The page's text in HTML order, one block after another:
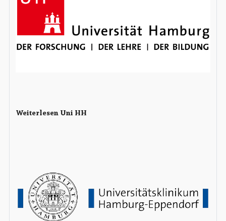
Weiterlesen Uni HH